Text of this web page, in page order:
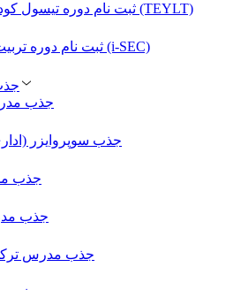
ثبت نام دوره تیسول کودک و نوجوان (TEYLT)
ثبت نام دوره تربیت سوپروایزر (i-SEC)
جذب
جذب سوپروایزر
جذب
جذب
جذب مدرس